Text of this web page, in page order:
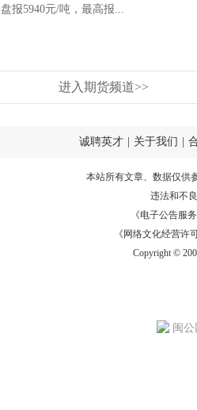
盘报5940元/吨，最高报...
进入期货频道>>
诚聘英才 关于我们
本站所有文章、数据仅供
违法和不
《电子公告服务
《网络文化经营许
Copyright ©
闽公